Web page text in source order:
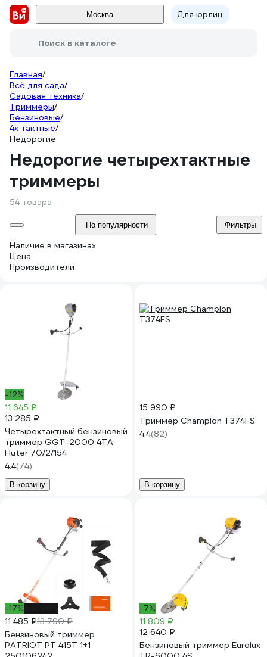
Москва Для юрлиц
Поиск в каталоге
Главная/
Всё для сада/
Садовая техника/
Триммеры/
Бензиновые/
4х тактные/
Недорогие
Недорогие четырехтактные
триммеры
54 товара
По популярности Фильтры
Наличие в магазинах
Цена
Производители
-12%
11 645 ₽
13 285 ₽
Четырехтактный бензиновый
триммер GGT-2000 4ТА
Huter 70/2/154
4.4(74)
В корзину
15 990 ₽
Триммер Champion Т374FS
4.4(82)
В корзину
-17%
11 485 ₽13 790 ₽
Бензиновый триммер
PATRIOT PT 415T 1+1
-7%
11 809 ₽
12 640 ₽
Бензиновый триммер Eurolux